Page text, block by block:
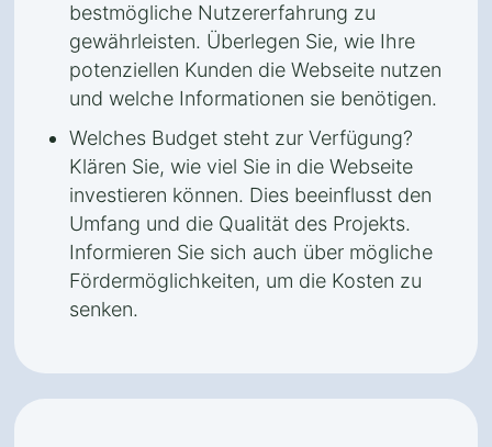
bestmögliche Nutzererfahrung zu
gewährleisten. Überlegen Sie, wie Ihre
potenziellen Kunden die Webseite nutzen
und welche Informationen sie benötigen.
Welches Budget steht zur Verfügung?
Klären Sie, wie viel Sie in die Webseite
investieren können. Dies beeinflusst den
Umfang und die Qualität des Projekts.
Informieren Sie sich auch über mögliche
Fördermöglichkeiten, um die Kosten zu
senken.